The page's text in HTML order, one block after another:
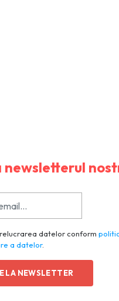
datelor conform
a datelor.
LA NEWSLETTER